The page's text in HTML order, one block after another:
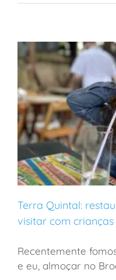
Terra Quintal:
crianças
Terra Quintal:
visitar com crianças
Recentemente
e eu, almoçar no